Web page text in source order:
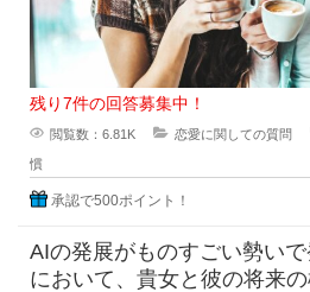
残り7件の回答募集中！
閲覧数：6.81K 恋愛に関しての質問
慣
承認で500ポイント！
AIの発展がものすごい勢い
において、貴女と彼の将来